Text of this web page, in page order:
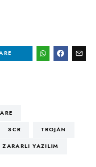
SCR TROJAN
ZARARLI YAZILIM